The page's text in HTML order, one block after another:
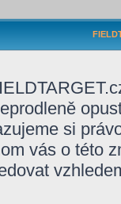
si
vás o této